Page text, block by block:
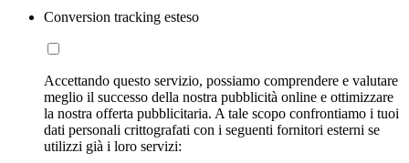
Conversion tracking esteso
Accettando questo servizio, possiamo comprendere e valutare
meglio il successo della nostra pubblicità online e ottimizzare
la nostra offerta pubblicitaria. A tale scopo confrontiamo i tuoi
dati personali crittografati con i seguenti fornitori esterni se
utilizzi già i loro servizi: